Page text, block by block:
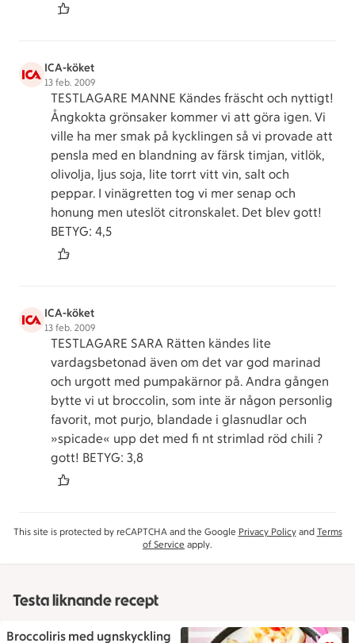
ICA-köket
13 feb. 2009
TESTLAGARE MANNE Kändes fräscht och nyttigt!
Ångkokta grönsaker kommer vi att göra igen. Vi
ville ha mer smak på kycklingen så vi provade att
pensla med en blandning av färsk timjan, vitlök,
olivolja, ljus soja, lite torrt vitt vin, salt och
peppar. I vinägretten tog vi mer senap och
honung men uteslöt citronskalet. Det blev gott!
BETYG: 4,5
ICA-köket
13 feb. 2009
TESTLAGARE SARA Rätten kändes lite
vardagsbetonad även om det var god marinad
och urgott med pumpakärnor på. Andra gången
bytte vi ut broccolin, som inte är någon personlig
favorit, mot purjo, blandade i glasnudlar och
»spicade« upp det med fi nt strimlad röd chili ?
gott! BETYG: 3,8
This site is protected by reCAPTCHA and the Google Privacy Policyand Terms
of Service apply.
Testa liknande recept
Broccoliris med ugnskyckling Broccoliris med ugnskyckling